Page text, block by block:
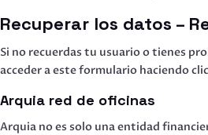
Recuperar los datos –
Si no recuerdas tu usuario o tienes
acceder a este formulario haciendo
Arquia red de oficinas
Arquia no es solo una entidad